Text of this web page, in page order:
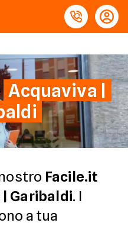
Acquaviva |
Facile.it
Garibaldi. I
a tua